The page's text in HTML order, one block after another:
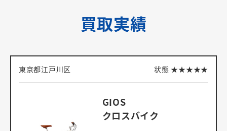
買取実績
東京都江戸川区 状態 ★★★★★
GIOS
クロスバイク